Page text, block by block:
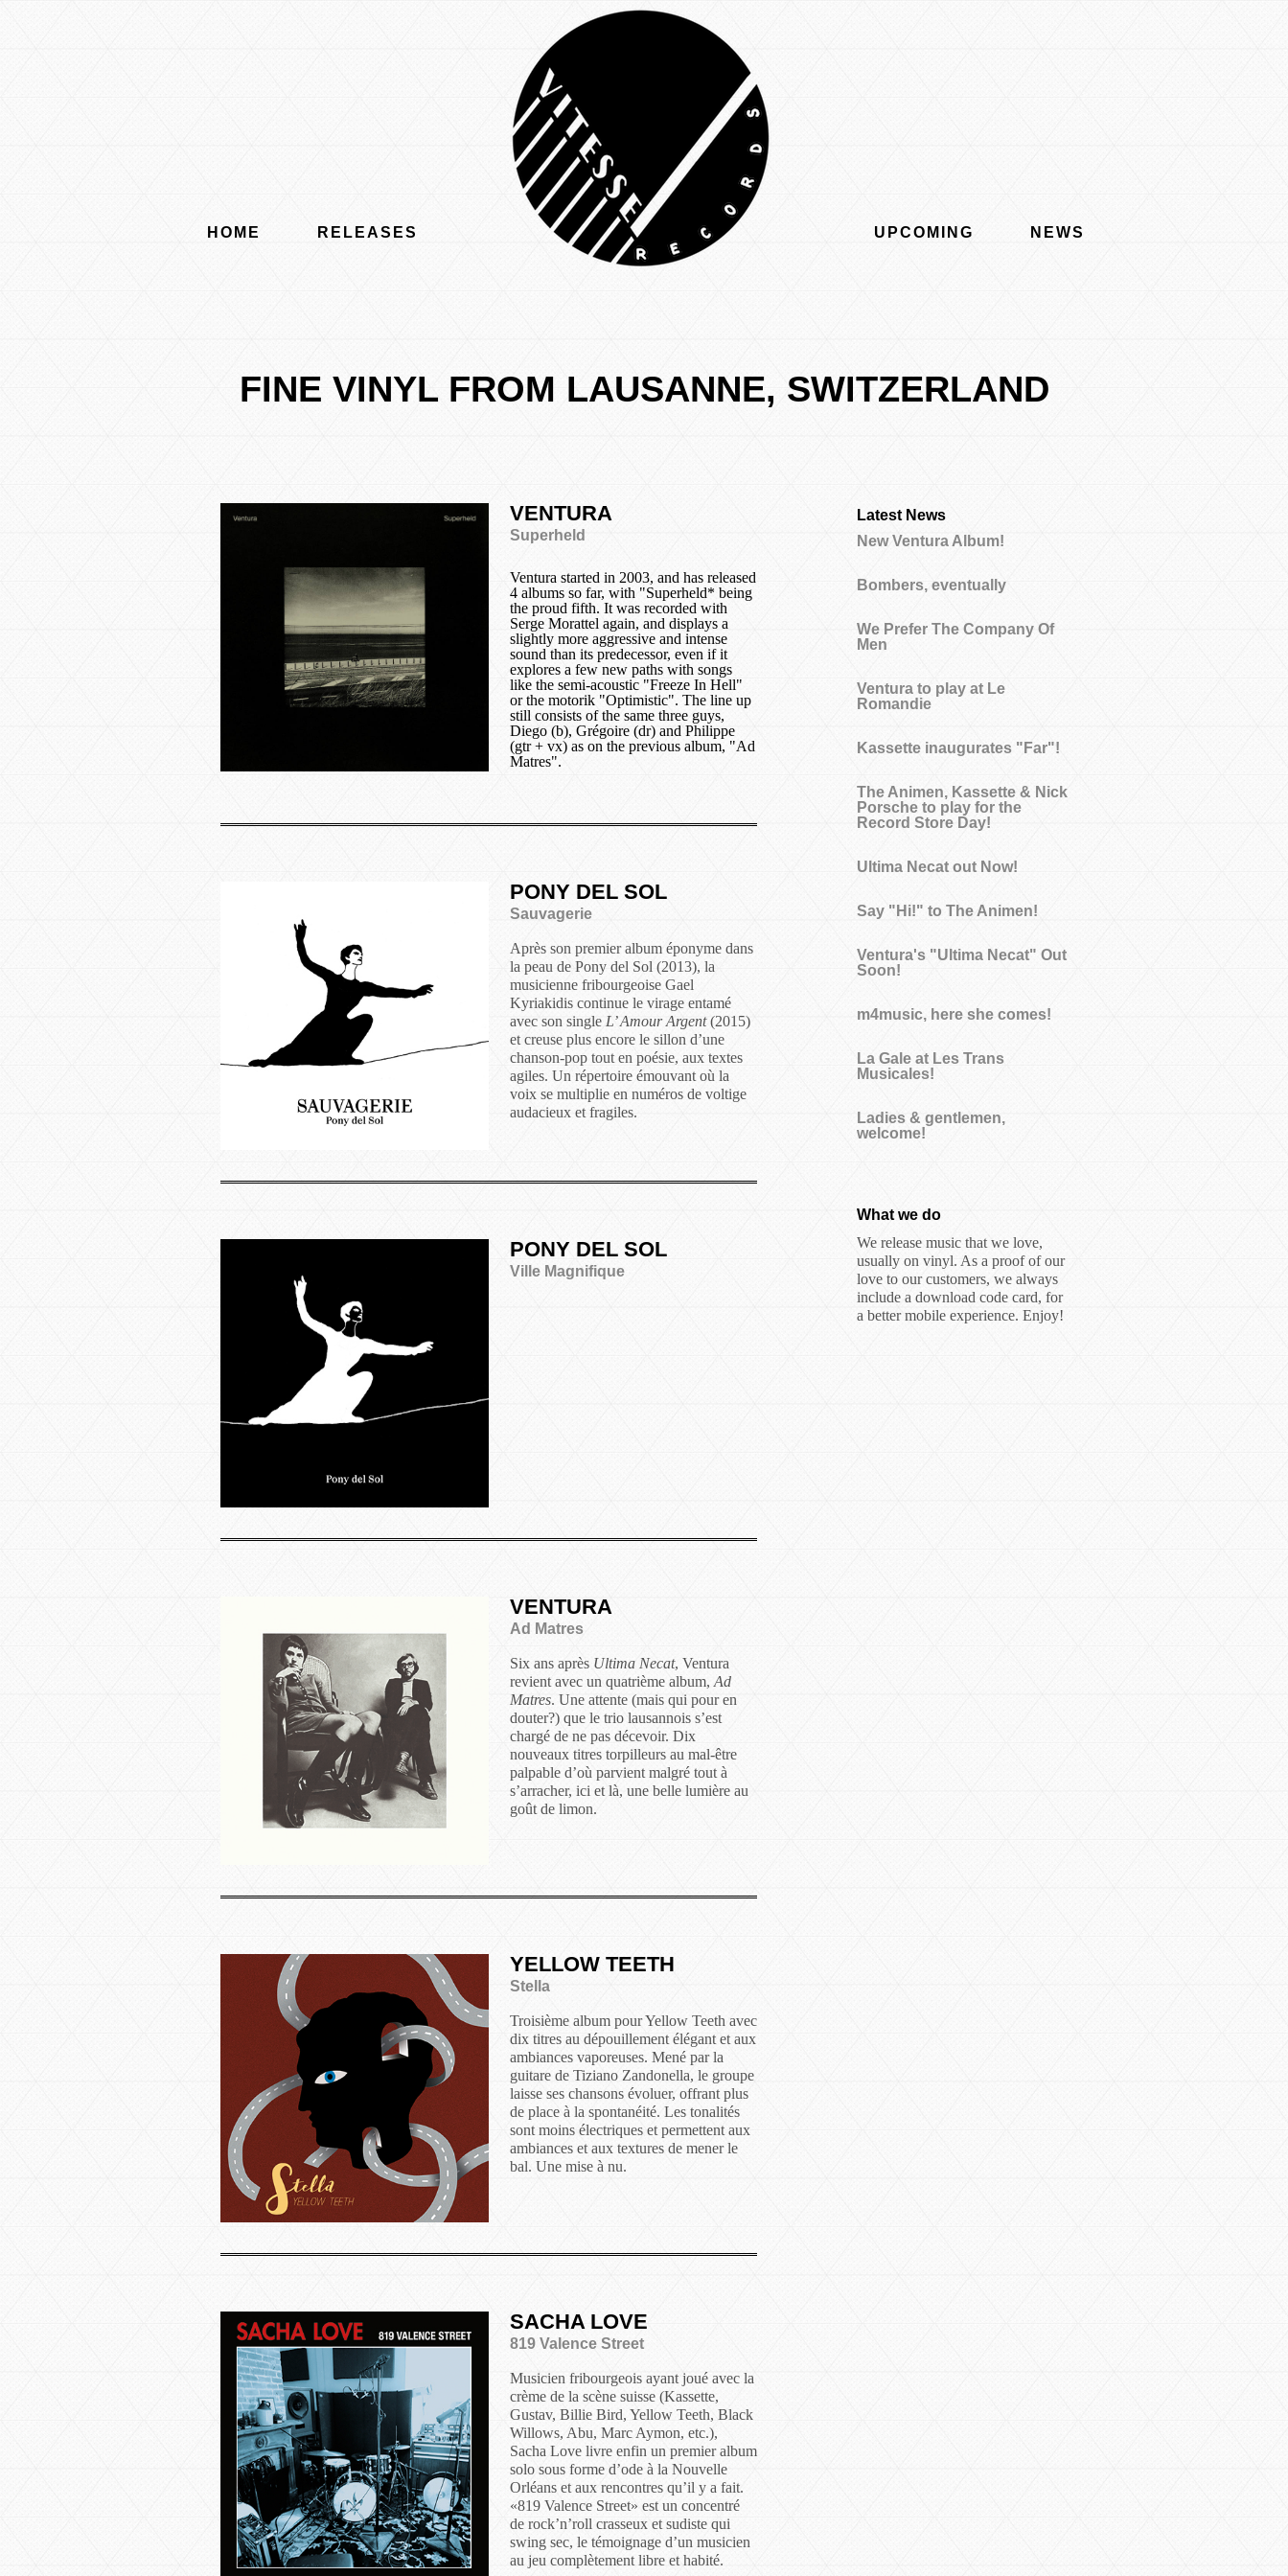
HOME RELEASES NEWS
UPCOMING
FINE VINYL FROM LAUSANNE, SWITZERLAND
VENTURA
Superheld
Ventura started in 2003, and has released
4 albums so far, with "Superheld* being
the proud fifth. It was recorded with
Serge Morattel again, and displays a
slightly more aggressive and intense
sound than its predecessor, even if it
explores a few new paths with songs
like the semi-acoustic "Freeze In Hell"
or the motorik "Optimistic". The line up
still consists of the same three guys,
Diego (b), Grégoire (dr) and Philippe
(gtr + vx) as on the previous album, "Ad
Matres".
PONY DEL SOL
Sauvagerie
Après son premier album éponyme dans
la peau de Pony del Sol (2013), la
musicienne fribourgeoise Gael
Kyriakidis continue le virage entamé
avec son single L’ Amour Argent(2015)
et creuse plus encore le sillon d’une
chanson-pop tout en poésie, aux textes
agiles. Un répertoire émouvant où la
voix se multiplie en numéros de voltige
audacieux et fragiles.
PONY DEL SOL
Ville Magnifique
VENTURA
Ad Matres
Six ans après Ultima Necat, Ventura
revient avec un quatrième album, Ad
Matres. Une attente (mais qui pour en
douter?) que le trio lausannois s’est
chargé de ne pas décevoir. Dix
nouveaux titres torpilleurs au mal-être
palpable d’où parvient malgré tout à
s’arracher, ici et là, une belle lumière au
goût de limon.
YELLOW TEETH
Stella
Troisième album pour Yellow Teeth avec
dix titres au dépouillement élégant et aux
ambiances vaporeuses. Mené par la
guitare de Tiziano Zandonella, le groupe
laisse ses chansons évoluer, offrant plus
de place à la spontanéité. Les tonalités
sont moins électriques et permettent aux
ambiances et aux textures de mener le
bal. Une mise à nu.
SACHA LOVE
819 Valence Street
Musicien fribourgeois ayant joué avec la
crème de la scène suisse (Kassette,
Gustav, Billie Bird, Yellow Teeth, Black
Willows, Abu, Marc Aymon, etc.),
Sacha Love livre enfin un premier album
solo sous forme d’ode à la Nouvelle
Orléans et aux rencontres qu’il y a fait.
«819 Valence Street» est un concentré
de rock’n’roll crasseux et sudiste qui
swing sec, le témoignage d’un musicien
au jeu complètement libre et habité.
Latest News
New Ventura Album!
Bombers, eventually
We Prefer The Company Of
Men
Ventura to play at Le
Romandie
Kassette inaugurates "Far"!
The Animen, Kassette & Nick
Porsche to play for the
Record Store Day!
Ultima Necat out Now!
Say "Hi!" to The Animen!
Ventura's "Ultima Necat" Out
Soon!
m4music, here she comes!
La Gale at Les Trans
Musicales!
Ladies & gentlemen,
welcome!
What we do
We release music that we love,
usually on vinyl. As a proof of our
love to our customers, we always
include a download code card, for
a better mobile experience. Enjoy!